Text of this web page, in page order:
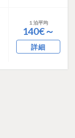
１泊平均
140€～
詳細